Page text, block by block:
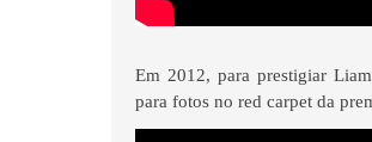
Em 2012, para prestigiar
para fotos no red carpet da